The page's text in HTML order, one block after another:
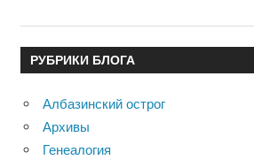
РУБРИКИ БЛОГА
Албазинский острог
Архивы
Генеалогия